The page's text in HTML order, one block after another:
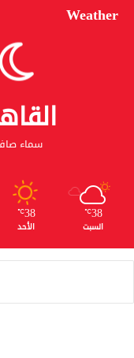
Weather
سماء
38
℃
السبت
38
℃
الأحد